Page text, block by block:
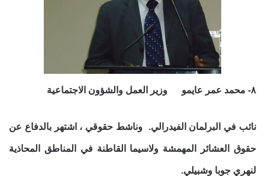
٨- محمد عمر عايمو وزير العمل والشؤون الاجتماعية
نائب في البرلمان الفيدرالي. وناشط حقوقي ، اشتهر بالدفاع عن
حقوق العشائر المهمشة ولاسيما القاطنة في المناطق المحاذية
لنهري جوبا وشبيلي.